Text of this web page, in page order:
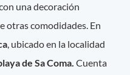
una decoración
otras comodidades. En
, ubicado en la localidad
de Sa Coma. Cuenta